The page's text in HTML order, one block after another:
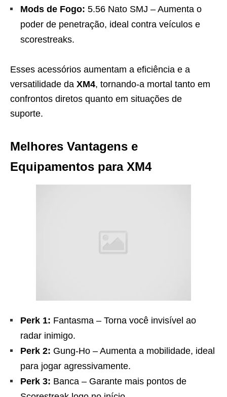
Mods de Fogo: 5.56 Nato SMJ – Aumenta o
poder de penetração, ideal contra veículos e
scorestreaks.
Esses acessórios aumentam a eficiência e a
versatilidade da XM4, tornando-a mortal tanto em
confrontos diretos quanto em situações de
suporte.
Melhores Vantagens e
Equipamentos para XM4
Perk 1: Fantasma – Torna você invisível ao
radar inimigo.
Perk 2: Gung-Ho – Aumenta a mobilidade, ideal
para jogar agressivamente.
Perk 3: Banca – Garante mais pontos de